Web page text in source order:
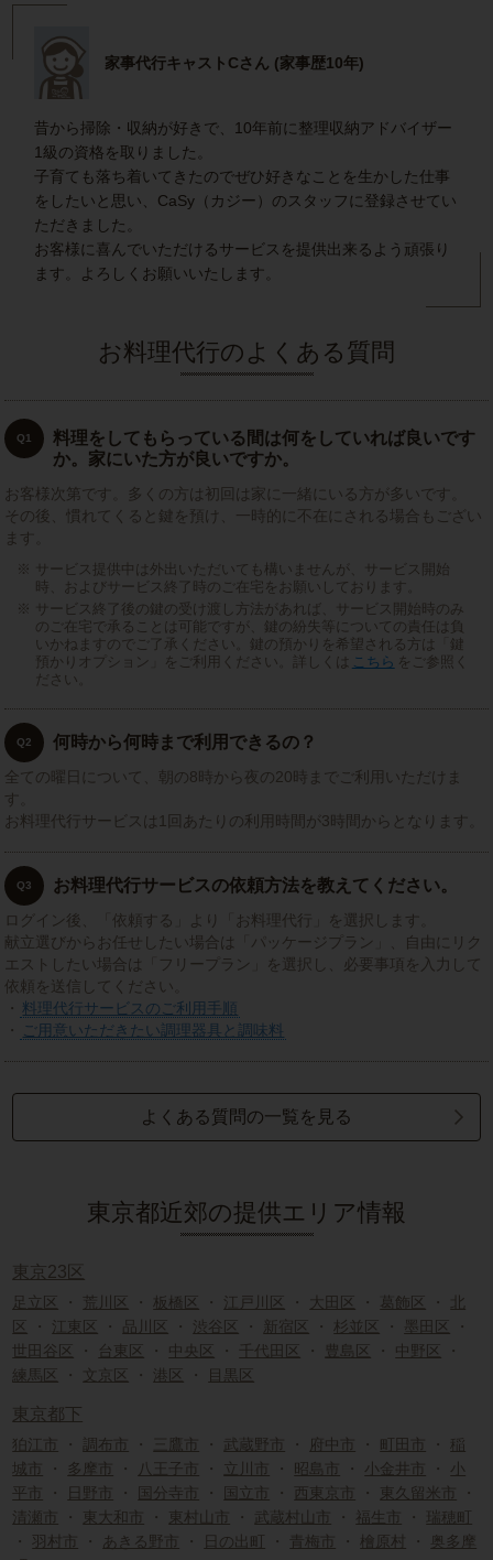
家事代行キャストCさん (家事歴10年)
昔から掃除・収納が好きで、10年前に整理収納アドバイザー
1級の資格を取りました。
子育ても落ち着いてきたのでぜひ好きなことを生かした仕事
をしたいと思い、CaSy（カジー）のスタッフに登録させてい
ただきました。
お客様に喜んでいただけるサービスを提供出来るよう頑張り
ます。よろしくお願いいたします。
お料理代行のよくある質問
Q1
料理をしてもらっている間は何をしていれば良いです
か。家にいた方が良いですか。
お客様次第です。多くの方は初回は家に一緒にいる方が多いです。
その後、慣れてくると鍵を預け、一時的に不在にされる場合もござい
ます。
サービス提供中は外出いただいても構いませんが、サービス開始
時、およびサービス終了時のご在宅をお願いしております。
サービス終了後の鍵の受け渡し方法があれば、サービス開始時のみ
のご在宅で承ることは可能ですが、鍵の紛失等についての責任は負
いかねますのでご了承ください。鍵の預かりを希望される方は「鍵
預かりオプション」をご利用ください。詳しくは こちら をご参照く
ださい。
Q2 何時から何時まで利用できるの？
全ての曜日について、朝の8時から夜の20時までご利用いただけま
す。
お料理代行サービスは1回あたりの利用時間が3時間からとなります。
Q3 お料理代行サービスの依頼方法を教えてください。
ログイン後、「依頼する」より「お料理代行」を選択します。
献立選びからお任せしたい場合は「パッケージプラン」、自由にリク
エストしたい場合は「フリープラン」を選択し、必要事項を入力して
依頼を送信してください。
・ 料理代行サービスのご利用手順
・
ご用意いただきたい調理器具と調味料
よくある質問の一覧を見る
東京都近郊の提供エリア情報
東京23区
足立区 ・ 荒川区 ・板橋区 ・ 江戸川区 ・ 大田区 ・ 葛飾区 ・
北
区
・ 江東区 ・ 品川区 ・ 渋谷区 ・ 新宿区 ・杉並区 ・ 墨田区
・
世田谷区
・ 台東区 ・ 中央区 ・ 千代田区 ・ 豊島区 ・ 中野区
・
練馬区
・ 文京区 ・ 港区 ・ 目黒区
東京都下
狛江市 ・ 調布市 ・ 三鷹市 ・ 武蔵野市 ・ 府中市 ・ 町田市 ・ 稲
城市
・ 多摩市 ・ 八王子市 ・ 立川市 ・ 昭島市 ・ 小金井市 ・ 小
平市
・ 日野市 ・ 国分寺市 ・ 国立市 ・ 西東京市 ・ 東久留米市
・
清瀬市
・ 東大和市 ・ 東村山市 ・ 武蔵村山市 ・ 福生市 ・
瑞穂町
・ 羽村市 ・ あきる野市 ・ 日の出町 ・ 青梅市 ・ 檜原村 ・
奥多摩